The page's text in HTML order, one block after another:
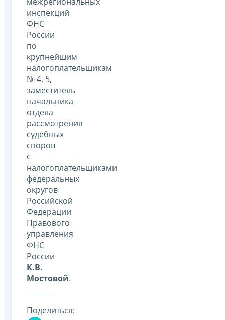
инспекций
ФНС
России
по
крупнейшим
налогоплательщикам
№ 4, 5,
заместитель
начальника
отдела
рассмотрения
судебных
споров
с
налогоплательщиками
федеральных
округов
Российской
Федерации
Правового
управления
ФНС
России
К.В.
Мостовой.
Поделиться: